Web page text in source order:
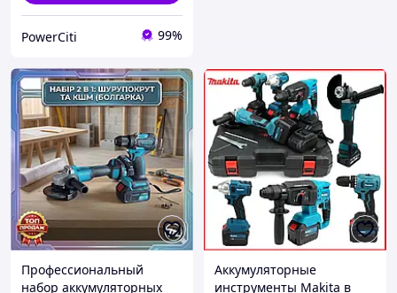
PowerCiti 99%
Профессиональный
набор аккумуляторных
Аккумуляторные
инструменты Makita в